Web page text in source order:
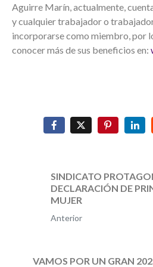
Aguirre Marín, actualmente,
y cualquier trabajador o
incorporarse como miembro, por
conocer más de sus beneficios en:
SINDICATO
DECLARACIÓN DE
MUJER
Anterior
VAMOS POR UN GRAN